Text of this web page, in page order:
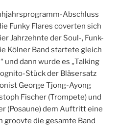
Abschluss
Funky Flares coverten sich
Jahrzehnte der Soul-, Funk-
Kölner Band startete gleich
und dann wurde es „Talking
Stück der Bläsersatz
George Tjong-Ayong
Fischer (Trompete) und
(Posaune) dem Auftritt eine
groovte die gesamte Band